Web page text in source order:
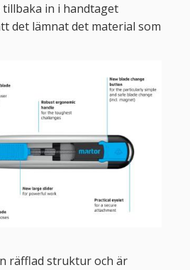
in i handtaget
det lämnat det material som
räfflad struktur och är